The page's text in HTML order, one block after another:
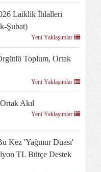
Laiklik İhlalleri
Şubat)
Yeni Yaklaşımlar
Toplum, Ortak
Yeni Yaklaşımlar
Akıl
Yeni Yaklaşımlar
Kez 'yağmur Duası'
TL Bütçe Destek